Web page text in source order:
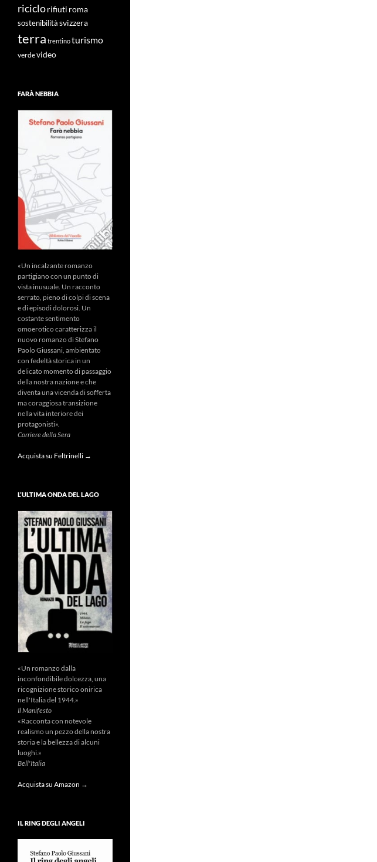
riciclorifiuti roma
sostenibilità svizzera
terra trentinoturismo
verdevideo
FARÀ NEBBIA
«Un incalzante romanzo
partigiano con un punto di
vista inusuale. Un racconto
serrato, pieno di colpi di scena
e di episodi dolorosi. Un
costante sentimento
omoerotico caratterizza il
nuovo romanzo di Stefano
Paolo Giussani, ambientato
con fedeltà storica in un
delicato momento di passaggio
della nostra nazione e che
diventa una vicenda di sofferta
ma coraggiosa transizione
nella vita interiore dei
protagonisti».
Corriere della Sera
Acquista su Feltrinelli →
L’ULTIMA ONDA DEL LAGO
«Un romanzo dalla
inconfondibile dolcezza, una
ricognizione storico onirica
nell'Italia del 1944.»
Il Manifesto
«Racconta con notevole
realismo un pezzo della nostra
storia e la bellezza di alcuni
luoghi.»
Bell'Italia
Acquista su Amazon →
IL RING DEGLI ANGELI